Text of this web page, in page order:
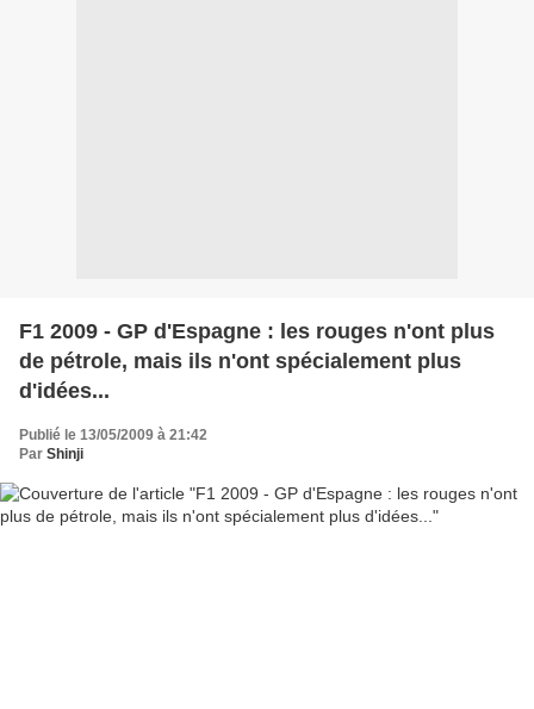
F1 2009 - GP d'Espagne : les rouges n'ont plus
de pétrole, mais ils n'ont spécialement plus
d'idées...
Publié le 13/05/2009 à 21:42
Par Shinji